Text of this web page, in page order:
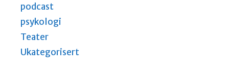
podcast
psykologi
Teater
Ukategorisert